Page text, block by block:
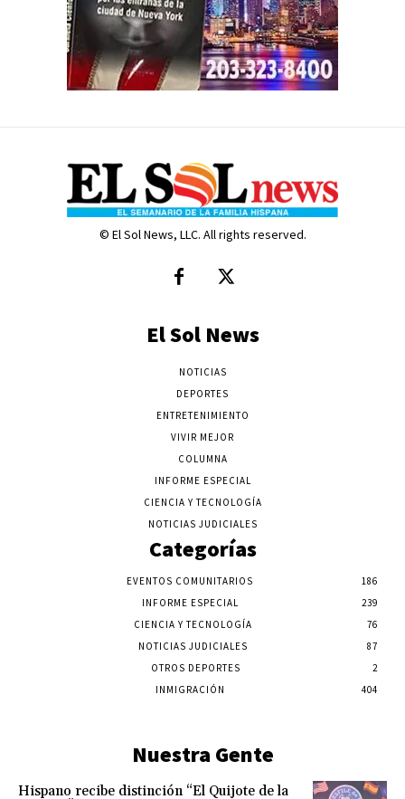
© El Sol News, LLC. All rights reserved.
El Sol News
NOTICIAS
DEPORTES
ENTRETENIMIENTO
VIVIR MEJOR
COLUMNA
INFORME ESPECIAL
CIENCIA Y TECNOLOGÍA
NOTICIAS JUDICIALES
Categorías
EVENTOS COMUNITARIOS
186
INFORME ESPECIAL
239
CIENCIA Y TECNOLOGÍA
76
NOTICIAS JUDICIALES
87
OTROS DEPORTES
2
INMIGRACIÓN
404
Nuestra Gente
Hispano recibe distinción “El Quijote de la